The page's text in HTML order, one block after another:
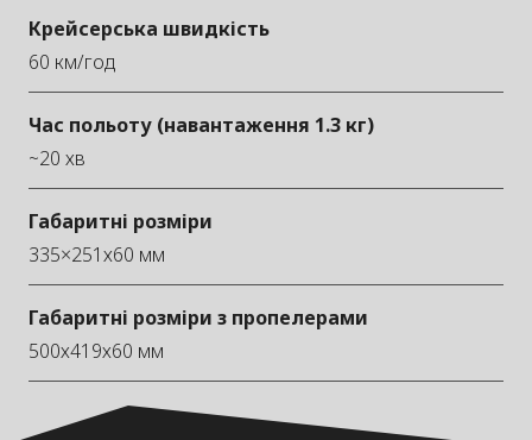
Крейсерська швидкість
60 км/год
Час польоту (навантаження 1.3 кг)
~20 хв
Габаритні розміри
335×251х60 мм
Габаритні розміри з пропелерами
500х419х60 мм